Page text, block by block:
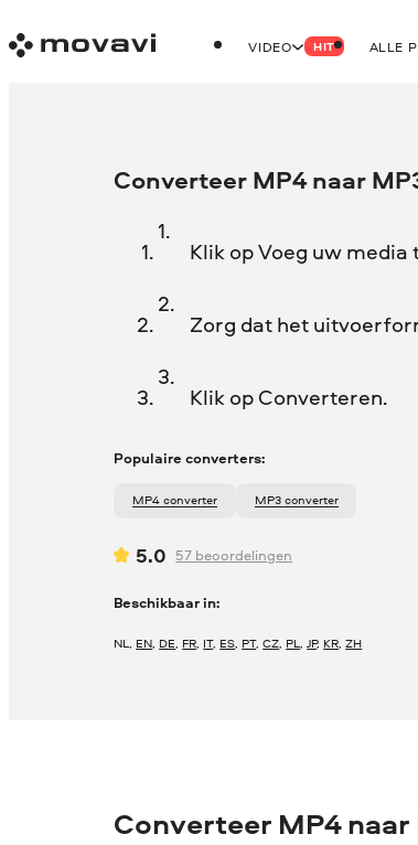
VIDEO HIT ALLE
Converteer MP4 naar
Klik op Voeg uw
Zorg dat het
Klik op Converteren.
Populaire converters:
MP4 converter MP3 converter
5.0 57 beoordelingen
Beschikbaar in:
NL, EN, DE, FR, IT, ES, PT,CZ, PL,JP, KR,ZH
Converteer MP4